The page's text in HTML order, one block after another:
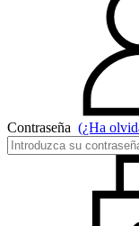
Contraseña (¿Ha